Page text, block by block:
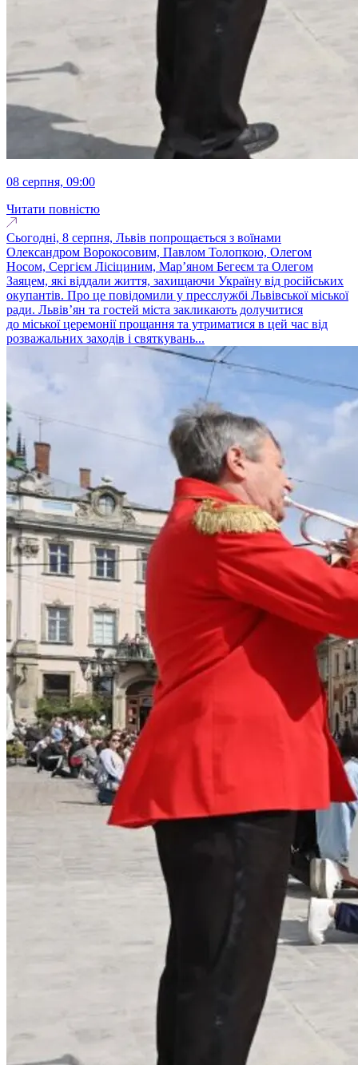
08 серпня, 09:00
Читати повністю
Сьогодні, 8 серпня, Львів попрощається з воїнами
Олександром Ворокосовим, Павлом Толопкою, Олегом
Носом, Сергієм Лісіциним, Марʼяном Бегеєм та Олегом
Заяцем, які віддали життя, захищаючи Україну від російських
окупантів. Про це повідомили у пресслужбі Львівської міської
ради. Львів’ян та гостей міста закликають долучитися
до міської церемонії прощання та утриматися в цей час від
розважальних заходів і святкувань...